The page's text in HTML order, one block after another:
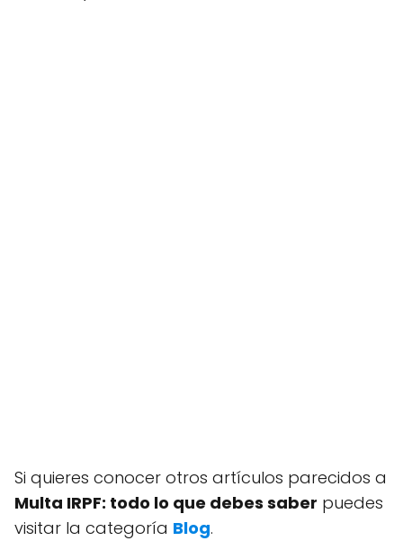
Si quieres conocer otros artículos parecidos a
Multa IRPF: todo lo que debes saber puedes
visitar la categoría Blog.